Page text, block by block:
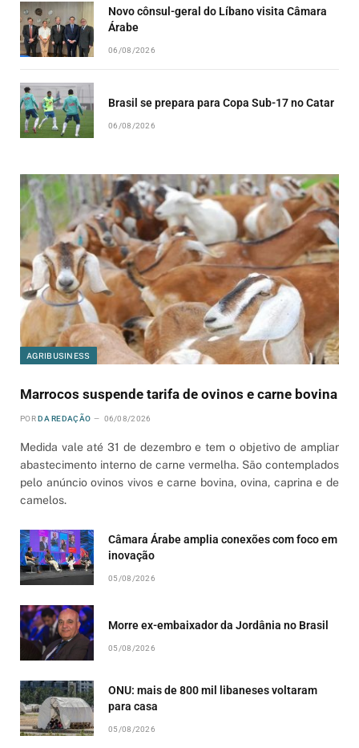
Novo cônsul-geral do Líbano visita Câmara
Árabe
06/08/2026
Brasil se prepara para Copa Sub-17 no Catar
06/08/2026
AGRIBUSINESS
Marrocos suspende tarifa de ovinos e carne bovina
POR DA REDAÇÃO 06/08/2026
Medida vale até 31 de dezembro e tem o objetivo de ampliar
abastecimento interno de carne vermelha. São contemplados
pelo anúncio ovinos vivos e carne bovina, ovina, caprina e de
camelos.
Câmara Árabe amplia conexões com foco em
inovação
05/08/2026
Morre ex-embaixador da Jordânia no Brasil
05/08/2026
ONU: mais de 800 mil libaneses voltaram
para casa
05/08/2026